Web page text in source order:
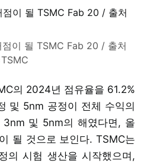
이 될 TSMC Fab 20 / 출처
의 2024년 점유율을 61.2%
및 5nm 공정이 전체 수익의
3nm 및 5nm의 해였다면, 올
될 것으로 보인다. TSMC는
의 시험 생산을 시작했으며,